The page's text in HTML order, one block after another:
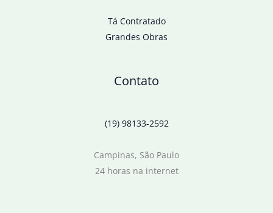
Tá Contratado
Grandes Obras
Contato
(19) 98133-2592
Campinas, São Paulo
24 horas na internet